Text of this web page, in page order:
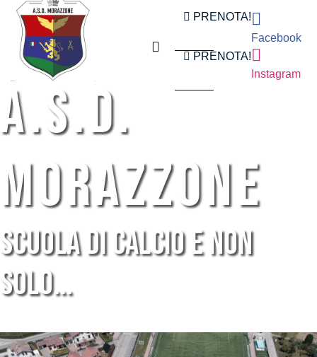
Facebook
Instagram
PRENOTA!
PRENOTA!
A.s.d.
Morazzone
Scuola di calcio e non
solo...